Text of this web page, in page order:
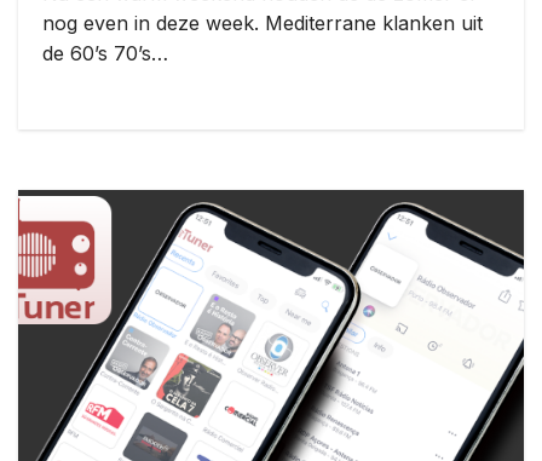
nog even in deze week. Mediterrane klanken uit
de 60’s 70’s…